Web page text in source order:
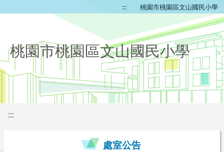
::: 桃園市桃園區文山國民小學
桃園市桃園區文山國民小學
:::
處室公告